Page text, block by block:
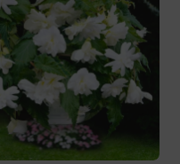
BEGONIA PEŁNA